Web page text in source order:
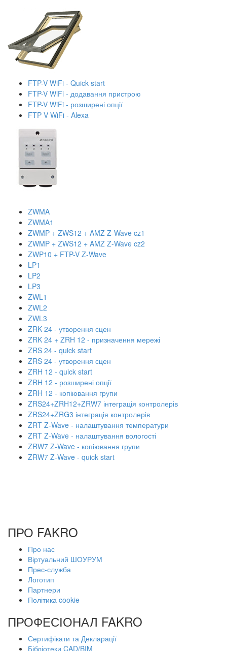
FTP-V WiFi - Quick start
FTP-V WiFi - додавання пристрою
FTP-V WiFi - розширені опції
FTP V WiFi - Alexa
ZWMA
ZWMA1
ZWMP + ZWS12 + AMZ Z-Wave cz1
ZWMP + ZWS12 + AMZ Z-Wave cz2
ZWP10 + FTP-V Z-Wave
LP1
LP2
LP3
ZWL1
ZWL2
ZWL3
ZRK 24 - утворення сцен
ZRK 24 + ZRH 12 - призначення мережі
ZRS 24 - quick start
ZRS 24 - утворення сцен
ZRH 12 - quick start
ZRH 12 - розширені опції
ZRH 12 - копіювання групи
ZRS24+ZRH12+ZRW7 інтеграція контролерів
ZRS24+ZRG3 інтеграція контролерів
ZRT Z-Wave - налаштування температури
ZRT Z-Wave - налаштування вологості
ZRW7 Z-Wave - копіювання групи
ZRW7 Z-Wave - quick start
ПРО FAKRO
Про нас
Віртуальний ШОУРУМ
Прес-служба
Логотип
Партнери
Політика cookie
ПРОФЕСІОНАЛ FAKRO
Сертифікати та Декларації
Бібліотеки CAD/BIM